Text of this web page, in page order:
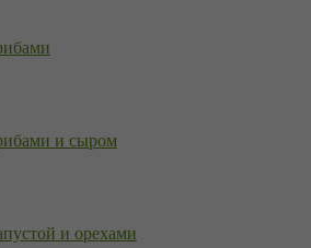
и сыром
и орехами